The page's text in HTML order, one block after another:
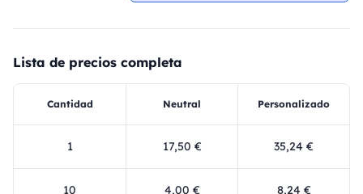
Lista de precios completa
Cantidad Neutral Personalizado
1 17,50 € 35,24 €
10 4,00 € 8,24 €